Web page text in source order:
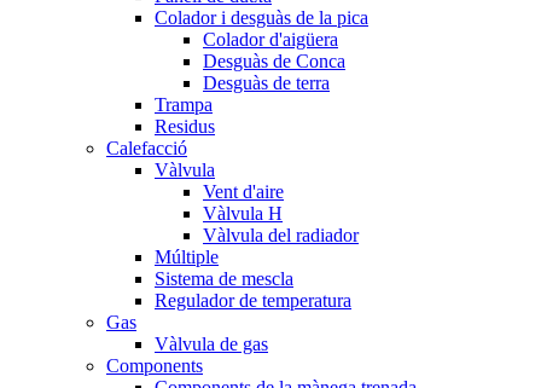
Colador i desguàs de la pica
Colador d'aigüera
Desguàs de Conca
Desguàs de terra
Trampa
Residus
Calefacció
Vàlvula
Vent d'aire
Vàlvula H
Vàlvula del radiador
Múltiple
Sistema de mescla
Regulador de temperatura
Gas
Vàlvula de gas
Components